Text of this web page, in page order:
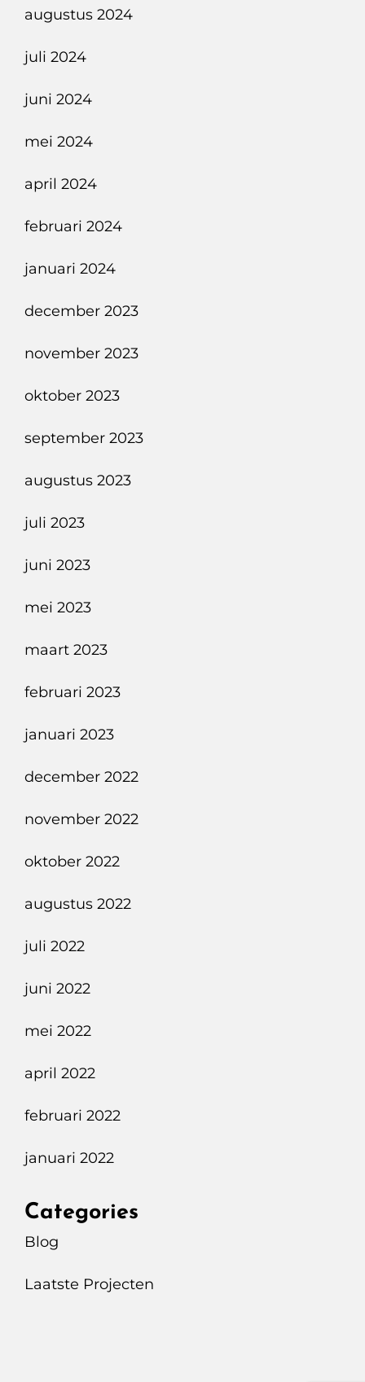
augustus 2024
juli 2024
juni 2024
mei 2024
april 2024
februari 2024
januari 2024
december 2023
november 2023
oktober 2023
september 2023
augustus 2023
juli 2023
juni 2023
mei 2023
maart 2023
februari 2023
januari 2023
december 2022
november 2022
oktober 2022
augustus 2022
juli 2022
juni 2022
mei 2022
april 2022
februari 2022
januari 2022
Categories
Blog
Laatste Projecten